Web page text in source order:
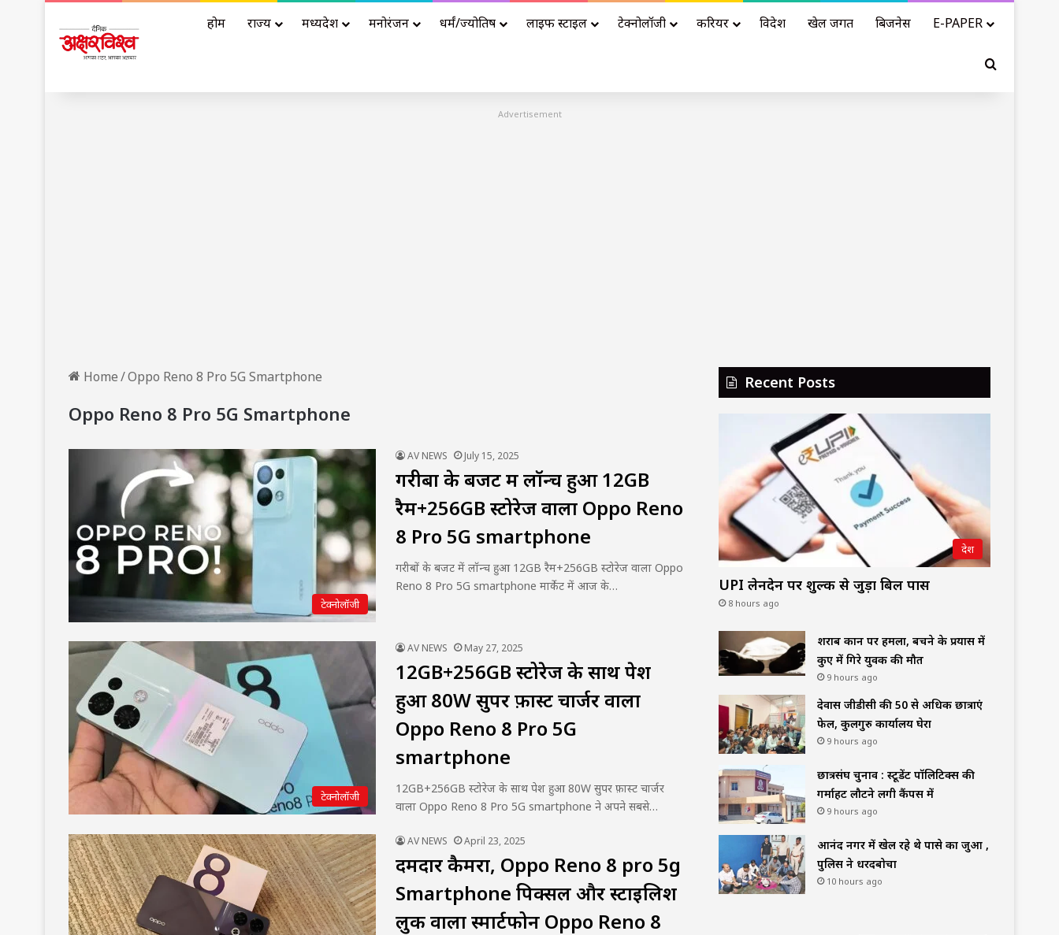
होम राज्य मध्यप्रदेश मनोरंजन धर्मं/ज्योतिष लाइफ स्टाइल टेक्नोलॉजी करियर विदेश खेल जगत बिजनेस E-PAPER
Search for
Advertisement
Home/Oppo Reno 8 Pro 5G Smartphone
Oppo Reno 8 Pro 5G Smartphone
टेक्नोलॉजी
AV NEWS July 15, 2025
गरीबों के बजट में लॉन्च हुआ 12GB
रैम+256GB स्टोरेज वाला Oppo Reno
8 Pro 5G smartphone
गरीबों के बजट में लॉन्च हुआ 12GB रैम+256GB स्टोरेज वाला Oppo
Reno 8 Pro 5G smartphone मार्केट में आज के…
टेक्नोलॉजी
AV NEWS May 27, 2025
12GB+256GB स्टोरेज के साथ पेश
हुआ 80W सुपर फ़ास्ट चार्जर वाला
Oppo Reno 8 Pro 5G
smartphone
12GB+256GB स्टोरेज के साथ पेश हुआ 80W सुपर फ़ास्ट चार्जर
वाला Oppo Reno 8 Pro 5G smartphone ने अपने सबसे…
AV NEWS April 23, 2025
दमदार कैमरा, Oppo Reno 8 pro 5g
Smartphone पिक्सल और स्टाइलिश
लुक वाला स्मार्टफोन Oppo Reno 8
Recent Posts
देश
UPI लेनदेन पर शुल्क से जुड़ा बिल पास
8 hours ago
शराब दुकान पर हमला, बचने के प्रयास में
कुए में गिरे युवक की मौत
9 hours ago
देवास जीडीसी की 50 से अधिक छात्राएं
फेल, कुलगुरु कार्यालय घेरा
9 hours ago
छात्रसंघ चुनाव : स्टूडेंट पॉलिटिक्स की
गर्माहट लौटने लगी कैंपस में
9 hours ago
आनंद नगर में खेल रहे थे पासे का जुआ ,
पुलिस ने धरदबोचा
10 hours ago